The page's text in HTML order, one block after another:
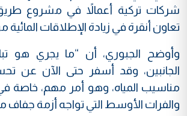
شركات تركية أعمالاً في مشروع طريق
تعاون أنقرة في زيادة الإطلاقات
وأوضح الجبوري، أن “ما يجري هو
الجانبين، وقد أسفر حتى الآن عن
مناسيب المياه، وهو أمر مهم، خاصة
والفرات الأوسط التي تواجه أزمة جفاف